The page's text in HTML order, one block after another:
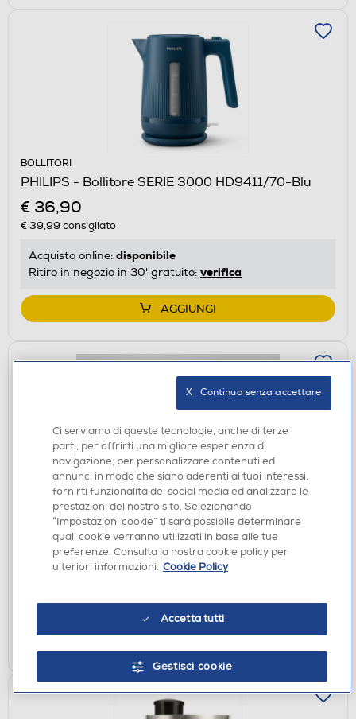
BOLLITORI
PHILIPS - Bollitore SERIE 3000 HD9411/70-Blu
€ 36,90
€ 39,99 consigliato
Acquisto online: disponibile
Ritiro in negozio in 30' gratuito: verifica
AGGIUNGI
FRULLATORI A IMMERSIONE
BEKO - HBA5550W-Bianco
€ 39,90
€ 54,99 consigliato
Ritiro in negozio in 30' gratuito:verifica
Ci serviamo di queste tecnologie, anche di terze
parti, per offrirti una migliore esperienza di
navigazione, per personalizzare contenuti ed
annunci in modo che siano aderenti ai tuoi interessi,
fornirti funzionalità dei social media ed analizzare le
prestazioni del nostro sito. Selezionando
“Impostazioni cookie” ti sarà possibile determinare
quali cookie verranno utilizzati in base alle tue
preferenze. Consulta la nostra cookie policy per
ulteriori informazioni. Cookie Policy
Accetta tutti
Gestisci cookie
X   Continua senza accettare